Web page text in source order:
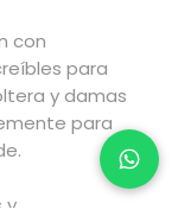
con
para
y damas
para
y